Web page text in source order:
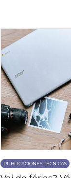
PUBLICACIONES TÉCNICAS